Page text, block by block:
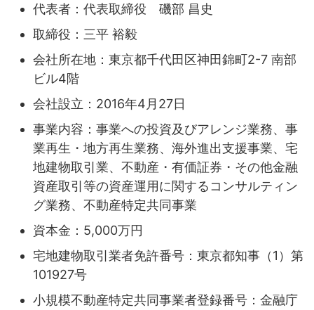
代表者：代表取締役 磯部 昌史
取締役：三平 裕毅
会社所在地：東京都千代田区神田錦町2-7 南部
ビル4階
会社設立：2016年4月27日
事業内容：事業への投資及びアレンジ業務、事
業再生・地方再生業務、海外進出支援事業、宅
地建物取引業、不動産・有価証券・その他金融
資産取引等の資産運用に関するコンサルティン
グ業務、不動産特定共同事業
資本金：5,000万円
宅地建物取引業者免許番号：東京都知事（1）第
101927号
小規模不動産特定共同事業者登録番号：金融庁